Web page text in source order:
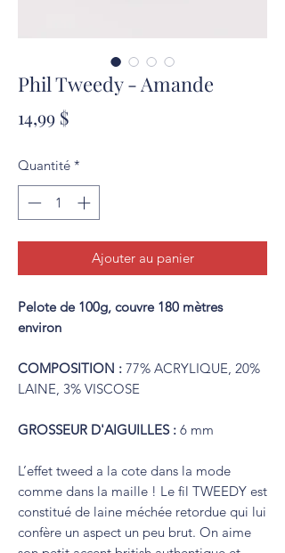
Phil Tweedy - Amande
14,99 $Prix
Quantité *
Ajouter au panier
Pelote de 100g, couvre 180 mètres
environ
COMPOSITION : 77% ACRYLIQUE, 20%
LAINE, 3% VISCOSE
GROSSEUR D'AIGUILLES : 6 mm
L’effet tweed a la cote dans la mode
comme dans la maille ! Le fil TWEEDY est
constitué de laine méchée retordue qui lui
confère un aspect un peu brut. On aime